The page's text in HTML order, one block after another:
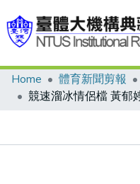
Communities & Collections
Home 體育新聞剪報